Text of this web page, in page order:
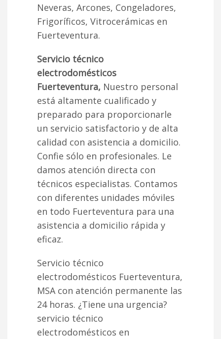
Neveras, Arcones, Congeladores,
Frigoríficos, Vitrocerámicas en
Fuerteventura.
Servicio técnico
electrodomésticos
Fuerteventura, Nuestro personal
está altamente cualificado y
preparado para proporcionarle
un servicio satisfactorio y de alta
calidad con asistencia a domicilio.
Confie sólo en profesionales. Le
damos atención directa con
técnicos especialistas. Contamos
con diferentes unidades móviles
en todo Fuerteventura para una
asistencia a domicilio rápida y
eficaz.
Servicio técnico
electrodomésticos Fuerteventura,
MSA con atención permanente las
24 horas. ¿Tiene una urgencia?
servicio técnico
electrodomésticos en